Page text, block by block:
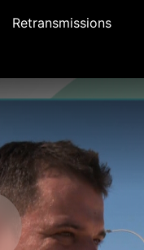
Retransmissions